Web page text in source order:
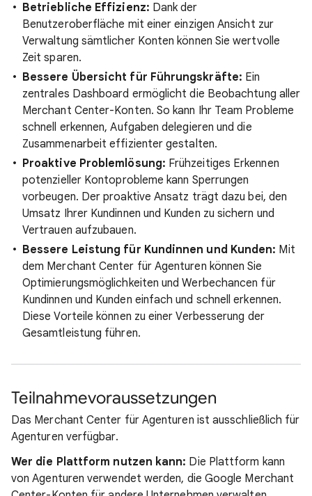
Betriebliche Effizienz: Dank der
Benutzeroberfläche mit einer einzigen Ansicht zur
Verwaltung sämtlicher Konten können Sie wertvolle
Zeit sparen.
Bessere Übersicht für Führungskräfte: Ein
zentrales Dashboard ermöglicht die Beobachtung aller
Merchant Center-Konten. So kann Ihr Team Probleme
schnell erkennen, Aufgaben delegieren und die
Zusammenarbeit effizienter gestalten.
Proaktive Problemlösung: Frühzeitiges Erkennen
potenzieller Kontoprobleme kann Sperrungen
vorbeugen. Der proaktive Ansatz trägt dazu bei, den
Umsatz Ihrer Kundinnen und Kunden zu sichern und
Vertrauen aufzubauen.
Bessere Leistung für Kundinnen und Kunden: Mit
dem Merchant Center für Agenturen können Sie
Optimierungsmöglichkeiten und Werbechancen für
Kundinnen und Kunden einfach und schnell erkennen.
Diese Vorteile können zu einer Verbesserung der
Gesamtleistung führen.
Teilnahmevoraussetzungen
Das Merchant Center für Agenturen ist ausschließlich für
Agenturen verfügbar.
Wer die Plattform nutzen kann: Die Plattform kann
von Agenturen verwendet werden, die Google Merchant